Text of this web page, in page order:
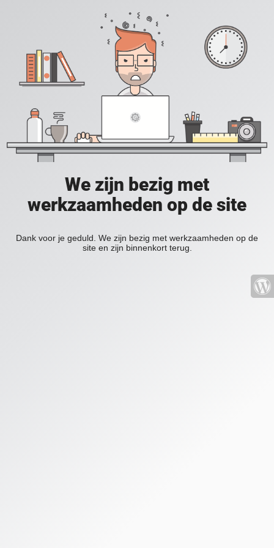
We zijn bezig met
werkzaamheden op de site
Dank voor je geduld. We zijn bezig met werkzaamheden op de
site en zijn binnenkort terug.